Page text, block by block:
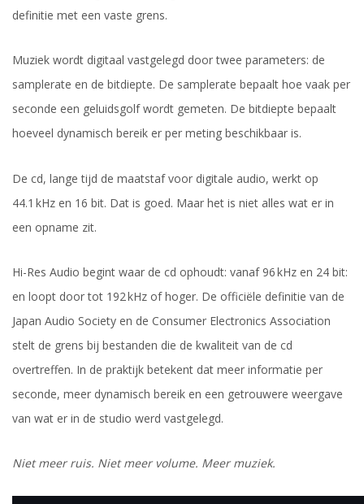
definitie met een vaste grens.
Muziek wordt digitaal vastgelegd door twee parameters: de
samplerate en de bitdiepte. De samplerate bepaalt hoe vaak per
seconde een geluidsgolf wordt gemeten. De bitdiepte bepaalt
hoeveel dynamisch bereik er per meting beschikbaar is.
De cd, lange tijd de maatstaf voor digitale audio, werkt op
44.1 kHz en 16 bit. Dat is goed. Maar het is niet alles wat er in
een opname zit.
Hi-Res Audio begint waar de cd ophoudt: vanaf 96 kHz en 24 bit:
en loopt door tot 192 kHz of hoger. De officiële definitie van de
Japan Audio Society en de Consumer Electronics Association
stelt de grens bij bestanden die de kwaliteit van de cd
overtreffen. In de praktijk betekent dat meer informatie per
seconde, meer dynamisch bereik en een getrouwere weergave
van wat er in de studio werd vastgelegd.
Niet meer ruis. Niet meer volume. Meer muziek.